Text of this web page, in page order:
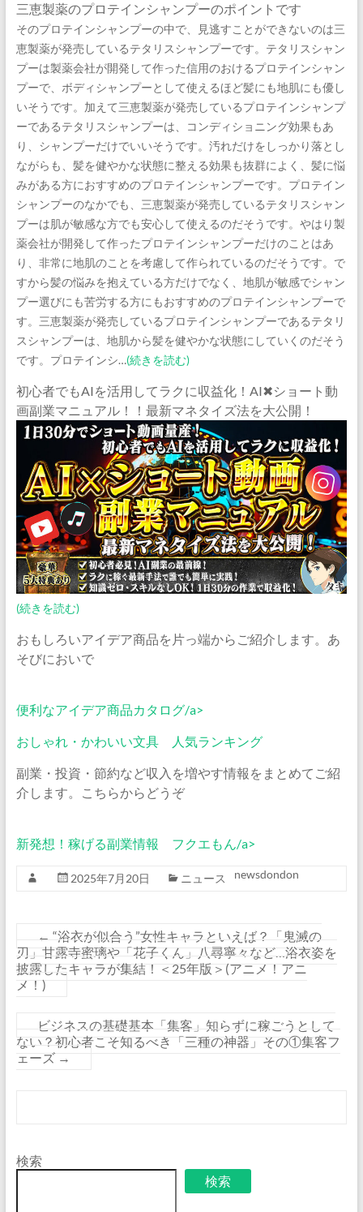
三恵製薬のプロテインシャンプーのポイントです
そのプロテインシャンプーの中で、見逃すことができないのは三
恵製薬が発売しているテタリスシャンプーです。テタリスシャン
プーは製薬会社が開発して作った信用のおけるプロテインシャン
プーで、ボディシャンプーとして使えるほど髪にも地肌にも優し
いそうです。加えて三恵製薬が発売しているプロテインシャンプ
ーであるテタリスシャンプーは、コンディショニング効果もあ
り、シャンプーだけでいいそうです。汚れだけをしっかり落とし
ながらも、髪を健やかな状態に整える効果も抜群によく、髪に悩
みがある方におすすめのプロテインシャンプーです。プロテイン
シャンプーのなかでも、三恵製薬が発売しているテタリスシャン
プーは肌が敏感な方でも安心して使えるのだそうです。やはり製
薬会社が開発して作ったプロテインシャンプーだけのことはあ
り、非常に地肌のことを考慮して作られているのだそうです。で
すから髪の悩みを抱えている方だけでなく、地肌が敏感でシャン
プー選びにも苦労する方にもおすすめのプロテインシャンプーで
す。三恵製薬が発売しているプロテインシャンプーであるテタリ
スシャンプーは、地肌から髪を健やかな状態にしていくのだそう
です。プロテインシ…(続きを読む)
初心者でもAIを活用してラクに収益化！AI✖︎ショート動
画副業マニュアル！！最新マネタイズ法を大公開！
(続きを読む)
おもしろいアイデア商品を片っ端からご紹介します。あ
そびにおいで
便利なアイデア商品カタログ/a>
おしゃれ・かわいい文具 人気ランキング
副業・投資・節約など収入を増やす情報をまとめてご紹
介します。こちらからどうぞ
新発想！稼げる副業情報 フクエもん/a>
newsdondon
2025年7月20日 ニュース
← “浴衣が似合う”女性キャラといえば？「鬼滅の
刃」甘露寺蜜璃や「花子くん」八尋寧々など…浴衣姿を
披露したキャラが集結！＜25年版＞(アニメ！アニ
メ！)
ビジネスの基礎基本「集客」知らずに稼ごうとして
ない？初心者こそ知るべき「三種の神器」その①集客フ
ェーズ →
検索
検索